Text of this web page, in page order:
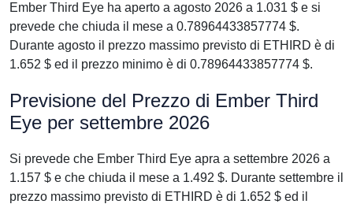
Ember Third Eye ha aperto a agosto 2026 a 1.031 $ e si
prevede che chiuda il mese a 0.78964433857774 $.
Durante agosto il prezzo massimo previsto di ETHIRD è di
1.652 $ ed il prezzo minimo è di 0.78964433857774 $.
Previsione del Prezzo di Ember Third
Eye per settembre 2026
Si prevede che Ember Third Eye apra a settembre 2026 a
1.157 $ e che chiuda il mese a 1.492 $. Durante settembre il
prezzo massimo previsto di ETHIRD è di 1.652 $ ed il